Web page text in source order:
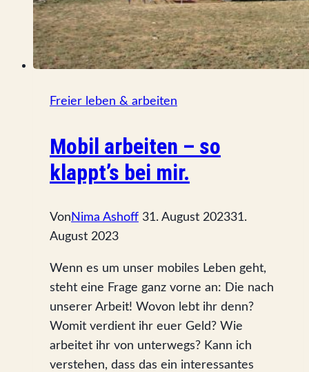
Freier leben & arbeiten
Mobil arbeiten – so
klappt’s bei mir.
Von Nima Ashoff 31. August 202331.
August 2023
Wenn es um unser mobiles Leben geht,
steht eine Frage ganz vorne an: Die nach
unserer Arbeit! Wovon lebt ihr denn?
Womit verdient ihr euer Geld? Wie
arbeitet ihr von unterwegs? Kann ich
verstehen, dass das ein interessantes